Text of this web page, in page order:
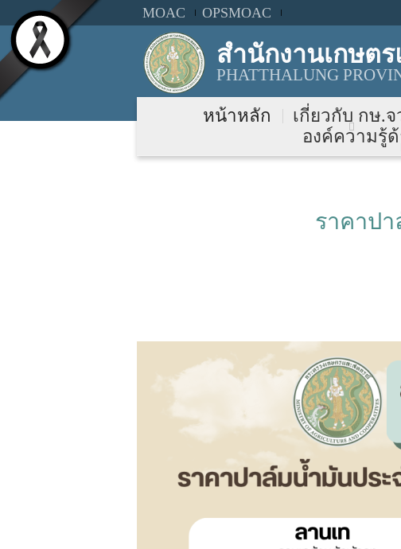
MOAC OPSMOAC
สำนักงานเกษต
PHATTHALUNG
หน้าหลัก เกี่ยวกับ กษ.จ
องค์ความรู้
ราคาป